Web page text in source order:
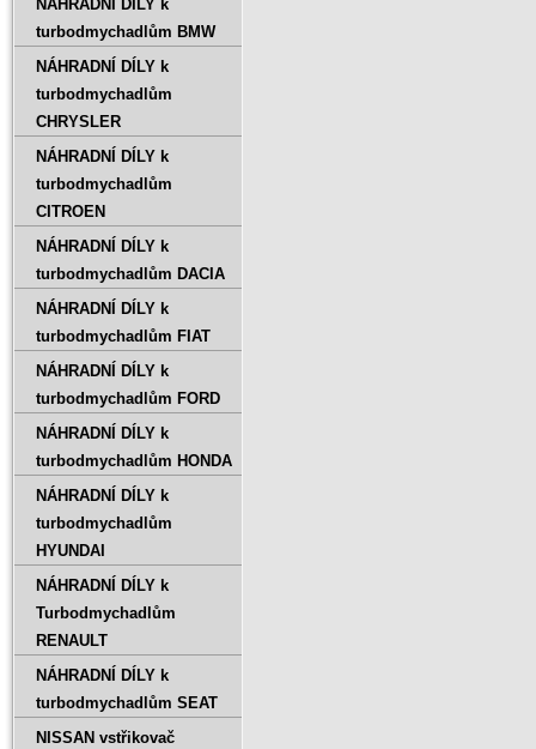
NÁHRADNÍ DÍLY k
turbodmychadlům BMW
NÁHRADNÍ DÍLY k
turbodmychadlům
CHRYSLER
NÁHRADNÍ DÍLY k
turbodmychadlům
CITROEN
NÁHRADNÍ DÍLY k
turbodmychadlům DACIA
NÁHRADNÍ DÍLY k
turbodmychadlům FIAT
NÁHRADNÍ DÍLY k
turbodmychadlům FORD
NÁHRADNÍ DÍLY k
turbodmychadlům HONDA
NÁHRADNÍ DÍLY k
turbodmychadlům
HYUNDAI
NÁHRADNÍ DÍLY k
Turbodmychadlům
RENAULT
NÁHRADNÍ DÍLY k
turbodmychadlům SEAT
NISSAN vstřikovač